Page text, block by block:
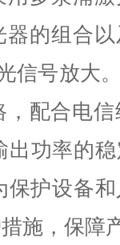
的组合
信号放大
，配合电
出功率的
保护设备
施，保障